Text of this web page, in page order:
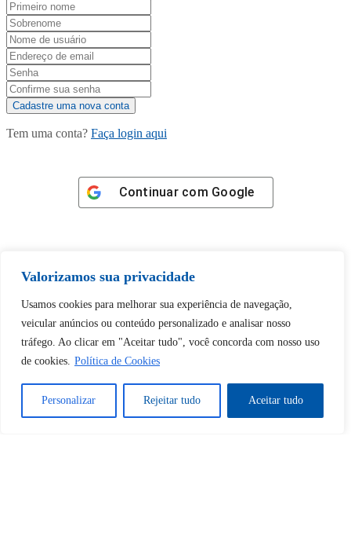
Valorizamos sua privacidade
Usamos cookies para melhorar sua experiência de navegação,
veicular anúncios ou conteúdo personalizado e analisar nosso
tráfego. Ao clicar em "Aceitar tudo", você concorda com nosso uso
de cookies. Política de Cookies
Personalizar Rejeitar tudo Aceitar tudo
Tem uma conta? Faça login aqui
Continuar com Google
Tem certeza de que deseja
desbloquear esta publicação?
Desbloquear esquerda : 0